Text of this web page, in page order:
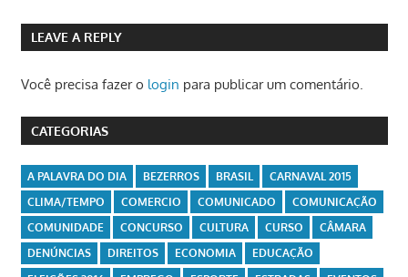
LEAVE A REPLY
Você precisa fazer o login para publicar um comentário.
CATEGORIAS
A PALAVRA DO DIA BEZERROS BRASIL
CARNAVAL 2015
CLIMA/TEMPO
COMERCIO COMUNICADO
COMUNICAÇÃO
COMUNIDADE
CONCURSO CULTURA CURSO
CÂMARA
DENÚNCIAS
DIREITOS ECONOMIA
EDUCAÇÃO